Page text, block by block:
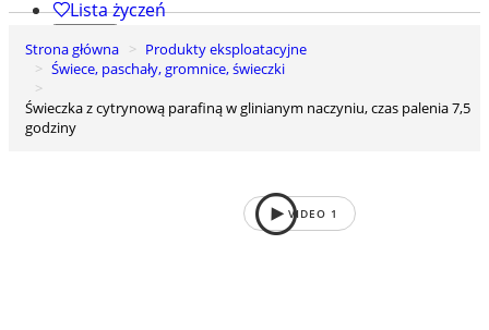
Lista życzeń
0
Koszyk
Strona główna
Produkty eksploatacyjne
Świece, paschały, gromnice, świeczki
Świeczka z cytrynową parafiną w glinianym naczyniu, czas palenia 7,5
godziny
VIDEO 1